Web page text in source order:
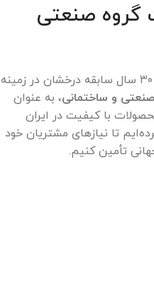
گروه صنعتی
و ساختمانی، به عنوان
با کیفیت در ایران
تا نیازهای مشتریان خود
تأمین کنیم.